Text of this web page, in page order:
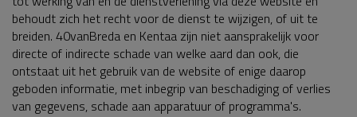
behoudt zich het recht voor de dienst te wijzigen, of uit te
breiden. 40vanBreda en Kentaa zijn niet aansprakelijk voor
directe of indirecte schade van welke aard dan ook, die
ontstaat uit het gebruik van de website of enige daarop
geboden informatie, met inbegrip van beschadiging of verlies
van gegevens, schade aan apparatuur of programma's.